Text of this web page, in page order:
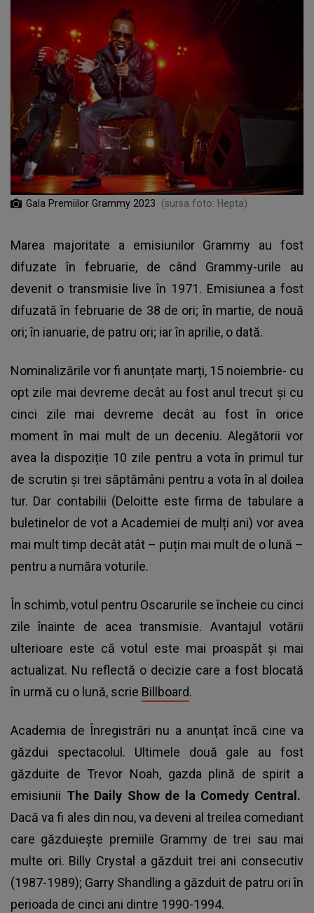
Gala Premiilor Grammy 2023 (sursa foto: Hepta)
Marea majoritate a emisiunilor Grammy au fost
difuzate în februarie, de când Grammy-urile au
devenit o transmisie live în 1971. Emisiunea a fost
difuzată în februarie de 38 de ori; în martie, de nouă
ori; în ianuarie, de patru ori; iar în aprilie, o dată.
Nominalizările vor fi anunțate marți, 15 noiembrie- cu
opt zile mai devreme decât au fost anul trecut și cu
cinci zile mai devreme decât au fost în orice
moment în mai mult de un deceniu. Alegătorii vor
avea la dispoziție 10 zile pentru a vota în primul tur
de scrutin și trei săptămâni pentru a vota în al doilea
tur. Dar contabilii (Deloitte este firma de tabulare a
buletinelor de vot a Academiei de mulți ani) vor avea
mai mult timp decât atât – puțin mai mult de o lună –
pentru a număra voturile.
În schimb, votul pentru Oscarurile se încheie cu cinci
zile înainte de acea transmisie. Avantajul votării
ulterioare este că votul este mai proaspăt și mai
actualizat. Nu reflectă o decizie care a fost blocată
în urmă cu o lună, scrie Billboard.
Academia de Înregistrări nu a anunțat încă cine va
găzdui spectacolul. Ultimele două gale au fost
găzduite de Trevor Noah, gazda plină de spirit a
emisiunii The Daily Show de la Comedy Central.
Dacă va fi ales din nou, va deveni al treilea comediant
care găzduiește premiile Grammy de trei sau mai
multe ori. Billy Crystal a găzduit trei ani consecutiv
(1987-1989); Garry Shandling a găzduit de patru ori în
perioada de cinci ani dintre 1990-1994.